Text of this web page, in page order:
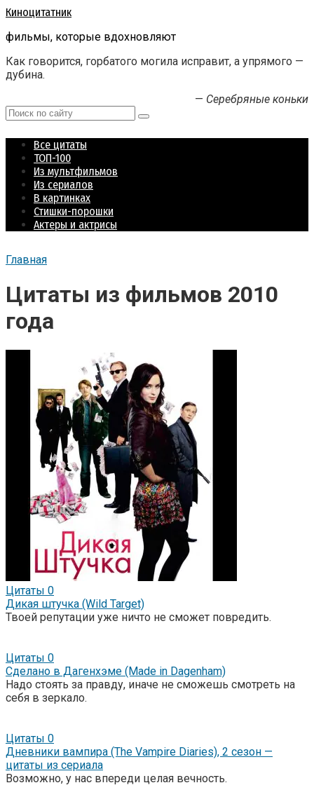
Перейти
контенту
Киноцитатник
фильмы, которые вдохновляют
Как говорится, горбатого могила исправит, а упрямого —
дубина.
— Серебряные коньки
Поиск:
Все цитаты
ТОП-100
Из мультфильмов
Из сериалов
В картинках
Стишки-порошки
Актеры и актрисы
Главная
Цитаты из фильмов 2010
года
Цитаты 0
Дикая штучка (Wild Target)
Твоей репутации уже ничто не сможет повредить.
Цитаты 0
Сделано в Дагенхэме (Made in Dagenham)
Надо стоять за правду, иначе не сможешь смотреть на
себя в зеркало.
Цитаты 0
Дневники вампира (The Vampire Diaries), 2 сезон —
цитаты из сериала
Возможно, у нас впереди целая вечность.